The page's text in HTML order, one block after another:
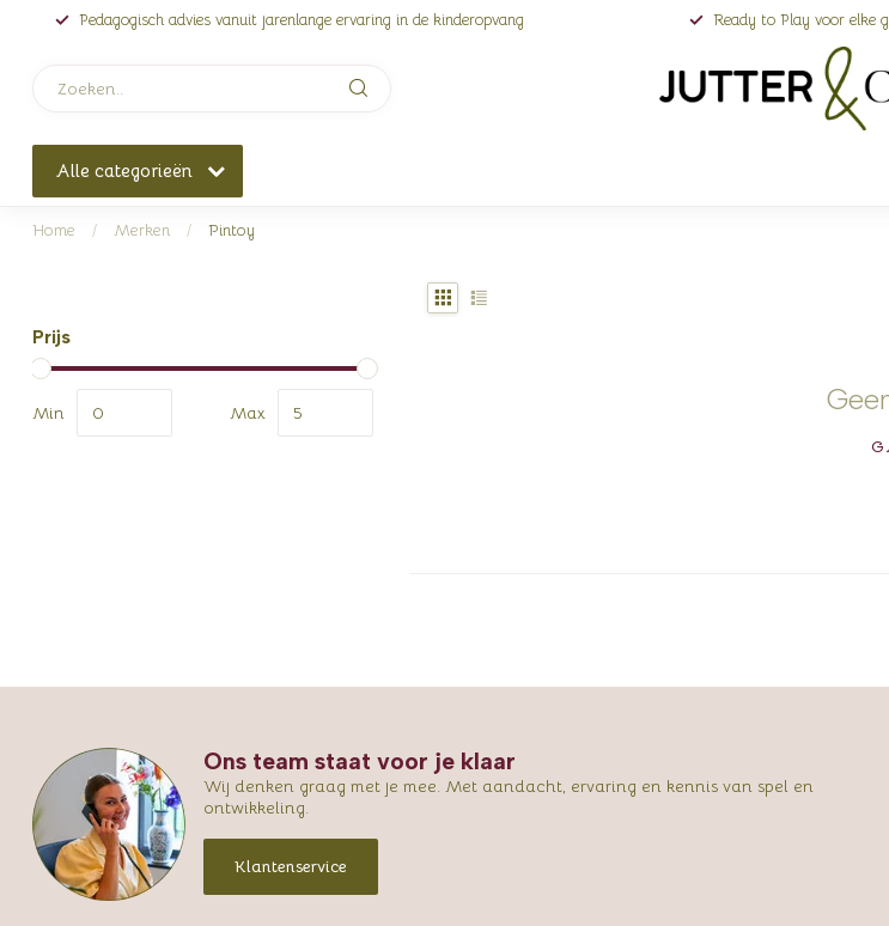
Pedagogisch advies vanuit jarenlange ervaring in de kinderopvang Ready to Play voor elke
Alle categorieën
Home / Merken / Pintoy
Prijs
Min Max
Ons team staat voor je klaar
Wij denken graag met je mee. Met aandacht, ervaring en kennis van spel en
ontwikkeling.
Klantenservice